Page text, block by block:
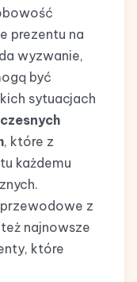
prezentu na
wyzwanie,
być
sytuacjach
, które z
każdemu
z
najnowsze
które